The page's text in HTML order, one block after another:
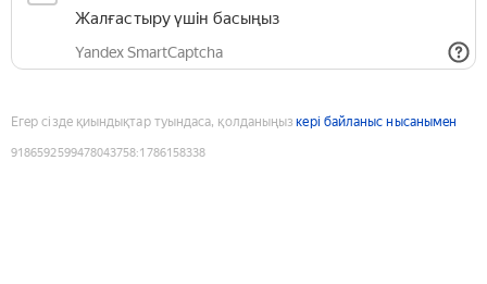
Жалғастыру үшін басыңыз
Yandex SmartCaptcha
Егер сізде қиындықтар туындаса, қолданыңыз кері байланыс нысанымен
9186592599478043758:1786158338